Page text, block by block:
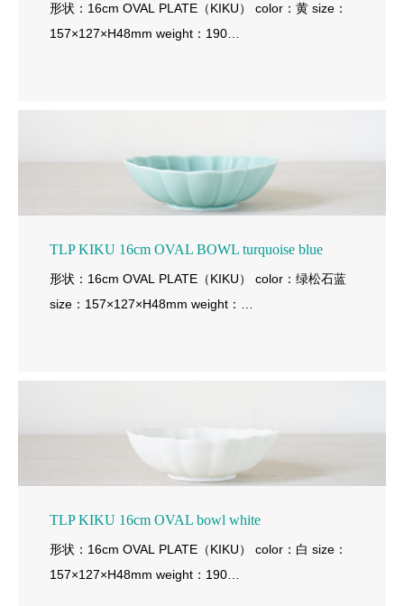
形状：16cm OVAL PLATE（KIKU） color：黄 size：
157×127×H48mm weight：190…
TLP KIKU 16cm OVAL BOWL turquoise blue
形状：16cm OVAL PLATE（KIKU） color：绿松石蓝
size：157×127×H48mm weight：…
TLP KIKU 16cm OVAL bowl white
形状：16cm OVAL PLATE（KIKU） color：白 size：
157×127×H48mm weight：190…